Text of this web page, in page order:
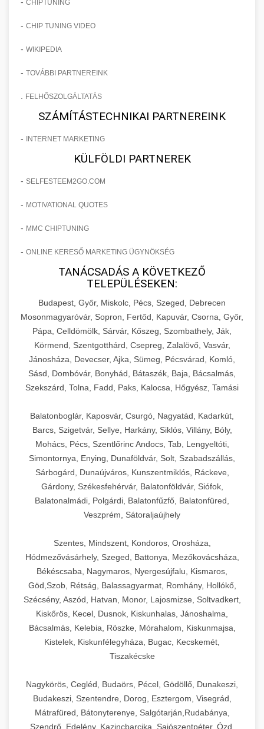
CHIPTUNING
- CHIP TUNING VIDEO
- WIKIPEDIA
- TOVÁBBI PARTNEREINK
FELHŐSZOLGÁLTATÁS
SZÁMÍTÁSTECHNIKAI PARTNEREINK
- INTERNET MARKETING
KÜLFÖLDI PARTNEREK
- SELFESTEEM2GO.COM
- MOTIVATIONAL QUOTES
- MMC CHIPTUNING
- ONLINE KERESŐ MARKETING ÜGYNÖKSÉG
TANÁCSADÁS A KÖVETKEZŐ
TELEPÜLÉSEKEN:
Budapest, Győr, Miskolc, Pécs, Szeged, Debrecen
Mosonmagyaróvár, Sopron, Fertőd, Kapuvár, Csorna, Győr,
Pápa, Celldömölk, Sárvár, Kőszeg, Szombathely, Ják,
Körmend, Szentgotthárd, Csepreg, Zalalövő, Vasvár,
Jánosháza, Devecser, Ajka, Sümeg, Pécsvárad, Komló,
Sásd, Dombóvár, Bonyhád, Bátaszék, Baja, Bácsalmás,
Szekszárd, Tolna, Fadd, Paks, Kalocsa, Hőgyész, Tamási
Balatonboglár, Kaposvár, Csurgó, Nagyatád, Kadarkút,
Barcs, Szigetvár, Sellye, Harkány, Siklós, Villány, Bóly,
Mohács, Pécs, Szentlőrinc Andocs, Tab, Lengyeltóti,
Simontornya, Enying, Dunaföldvár, Solt, Szabadszállás,
Sárbogárd, Dunaújváros, Kunszentmiklós, Ráckeve,
Gárdony, Székesfehérvár, Balatonföldvár, Siófok,
Balatonalmádi, Polgárdi, Balatonfűzfő, Balatonfüred,
Veszprém, Sátoraljaújhely
Szentes, Mindszent, Kondoros, Orosháza,
Hódmezővásárhely, Szeged, Battonya, Mezőkovácsháza,
Békéscsaba, Nagymaros, Nyergesújfalu, Kismaros,
Göd,Szob, Rétság, Balassagyarmat, Romhány, Hollókő,
Szécsény, Aszód, Hatvan, Monor, Lajosmizse, Soltvadkert,
Kiskőrös, Kecel, Dusnok, Kiskunhalas, Jánoshalma,
Bácsalmás, Kelebia, Röszke, Mórahalom, Kiskunmajsa,
Kistelek, Kiskunfélegyháza, Bugac, Kecskemét,
Tiszakécske
Nagykörös, Cegléd, Budaörs, Pécel, Gödöllő, Dunakeszi,
Budakeszi, Szentendre, Dorog, Esztergom, Visegrád,
Mátrafüred, Bátonyterenye, Salgótarján,Rudabánya,
Szendrő, Edelény, Kazincbarcika, Sajószentpéter, Ózd,